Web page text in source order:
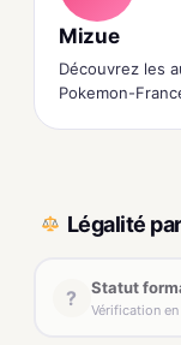
Mizue
Découvrez les
Pokemon-
Légalité
? Statut
Vérification